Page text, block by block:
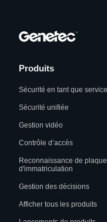
Produits
Sécurité en tant que service
Sécurité unifiée
Gestion vidéo
Contrôle d’accès
Reconnaissance de
d'immatriculation
Gestion des décisions
Afficher tous les produits